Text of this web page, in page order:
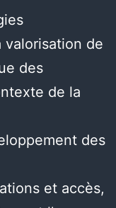
de
des
de la
des
et accès,